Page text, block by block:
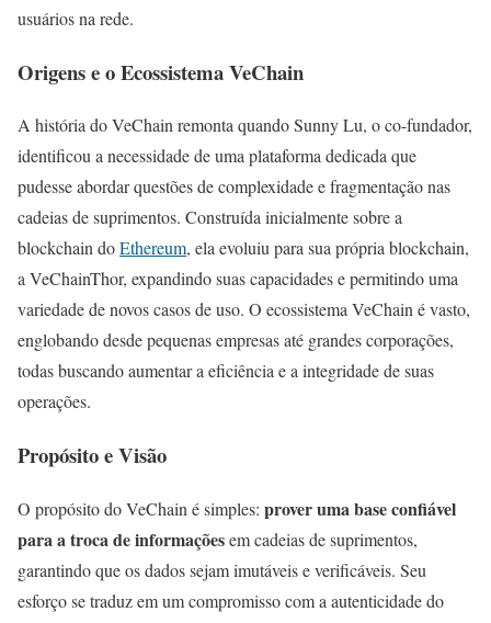
usuários na rede.
Origens e o Ecossistema VeChain
A história do VeChain remonta quando Sunny Lu, o co-fundador,
identificou a necessidade de uma plataforma dedicada que
pudesse abordar questões de complexidade e fragmentação nas
cadeias de suprimentos. Construída inicialmente sobre a
blockchain doEthereum, ela evoluiu para sua própria blockchain,
a VeChainThor, expandindo suas capacidades e permitindo uma
variedade de novos casos de uso. O ecossistema VeChain é vasto,
englobando desde pequenas empresas até grandes corporações,
todas buscando aumentar a eficiência e a integridade de suas
operações.
Propósito e Visão
O propósito do VeChain é simples: prover uma base confiável
para a troca de informaçõesem cadeias de suprimentos,
garantindo que os dados sejam imutáveis e verificáveis. Seu
esforço se traduz em um compromisso com a autenticidade do